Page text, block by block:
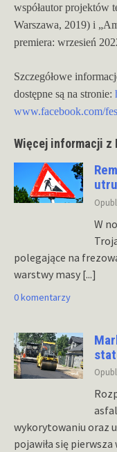
współautor projektów
Warszawa, 2019) i
premiera: wrzesień
Szczegółowe
dostępne są na stronie:
www.facebook.com/
Więcej informacji z
W
polegające na
warstwy masy [...]
0 komentarzy
wykorytowaniu oraz
pojawiła się